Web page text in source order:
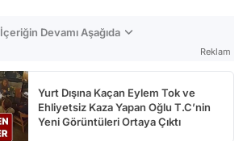
İçeriğin Devamı Aşağıda
Reklam
Yurt Dışına Kaçan Eylem Tok ve
Ehliyetsiz Kaza Yapan Oğlu T.C’nin
Yeni Görüntüleri Ortaya Çıktı